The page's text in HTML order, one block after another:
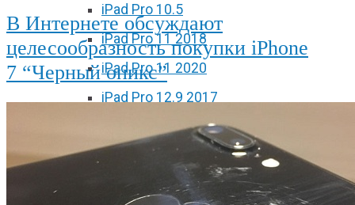
iPad Pro 10.5
iPad Pro 11 2018
iPad Pro 11 2020
iPad Pro 12.9 2017
iPad Pro 12.9 2018
iPad Pro 12.9 2020
В Интернете обсуждают
целесообразность покупки iPhone
7 “Черный оникс”